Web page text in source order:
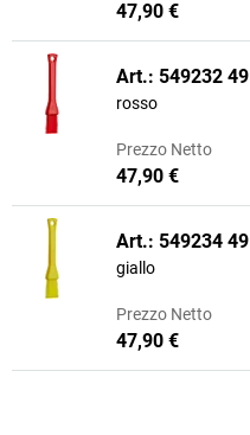
47,90 €
Art.: 549232 49
rosso
Prezzo Netto
47,90 €
Art.: 549234 49
giallo
Prezzo Netto
47,90 €